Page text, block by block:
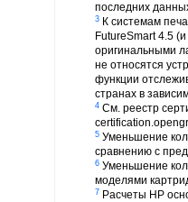
последних
3 К системам
FutureSmart 4.5
оригинальными
не относятся
функции
странах в
4 См. реестр
5 Уменьшение
сравнению с
6 Уменьшение
моделями
7 Расчеты HP